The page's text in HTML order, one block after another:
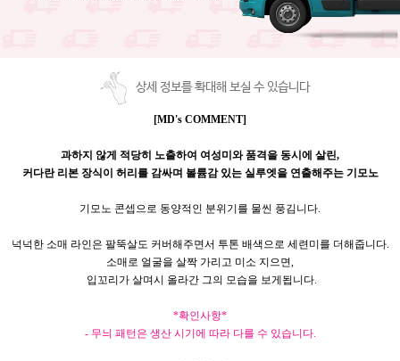
상세 정보를 확대해 보실 수 있습니다
[MD's COMMENT]
과하지 않게 적당히 노출하여 여성미와 품격을 동시에 살린,
커다란 리본 장식이 허리를 감싸며 볼륨감 있는 실루엣을 연출해주는 기모노
기모노 콘셉으로 동양적인 분위기를 물씬 풍김니다
넉넉한 소매 라인은 팔뚝살도 커버해주면서 투톤 배색으로 세련미를 더해줍니다.
소매로 얼굴을 살짝 가리고 미소 지으면
입꼬리가 살며시 올라간 그의 모습을 보게됩니다.
*확인사항*
- 무늬 패턴은 생산 시기에 따라 다를 수 있습니다.